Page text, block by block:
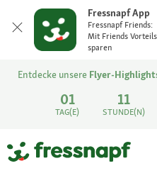
Fressnapf App
Fressnapf Friends:
Mit Friends
sparen
01
TAG(E)
11
STUNDE(N)
Entdecke unsere Flyer-